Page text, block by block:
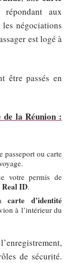
aux
les négociations
est logé à
être passés en
la Réunion :
passeport ou carte
votre permis de
Real ID.
carte d’identité
à l’intérieur du
de sécurité.